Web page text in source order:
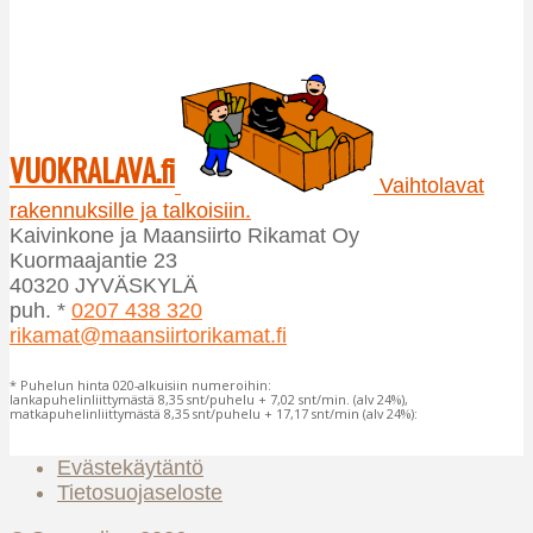
muunnelma.
Voit
tehdä
valinnat
tuotteen
VUOKRALAVA.fi
Vaihtolavat
rakennuksille ja talkoisiin.
Kaivinkone ja Maansiirto Rikamat Oy
Kuormaajantie 23
40320 JYVÄSKYLÄ
puh. * 0207 438 320
rikamat@maansiirtorikamat.fi
* Puhelun hinta 020-alkuisiin numeroihin:
lankapuhelinliittymästä 8,35 snt/puhelu + 7,02 snt/min. (alv 24%),
matkapuhelinliittymästä 8,35 snt/puhelu + 17,17 snt/min (alv 24%):
Evästekäytäntö
Tietosuojaseloste